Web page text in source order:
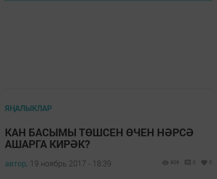
ЯҢАЛЫКЛАР
КАН БАСЫМЫ ТӨШСЕН ӨЧЕН НӘРСӘ
АШАРГА КИРӘК?
автор, 19 ноябрь 2017 - 18:39 909 0 0